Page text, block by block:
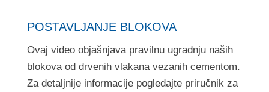
POSTAVLJANJE BLOKOVA
Ovaj video objašnjava pravilnu ugradnju naših
blokova od drvenih vlakana vezanih cementom.
Za detaljnije informacije pogledajte priručnik za